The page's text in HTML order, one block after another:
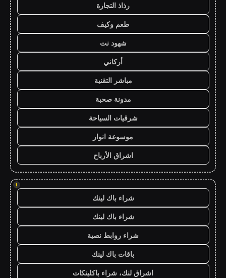
رذاذ التجارة
طعم وكيف
شهود نت
أركاني
مباشر التقنية
مدونة صحبة
شرقيات السياحة
موسوعة انوار
اشراق الأرباح
!
شراء باك لينك
شراء باك لينك
شراء روابط نصية
باقات باك لينك
اشراق لنك، شراء باكلينكات